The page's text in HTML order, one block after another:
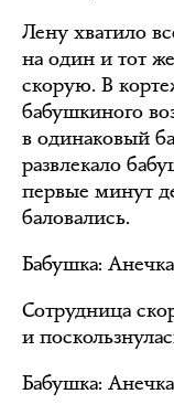
Лену хватило
на один и тот
скорую. В
бабушкиного
в одинаковый
развлекало
первые минут
баловались.
Бабушка:
Сотрудница
и
Бабушка: